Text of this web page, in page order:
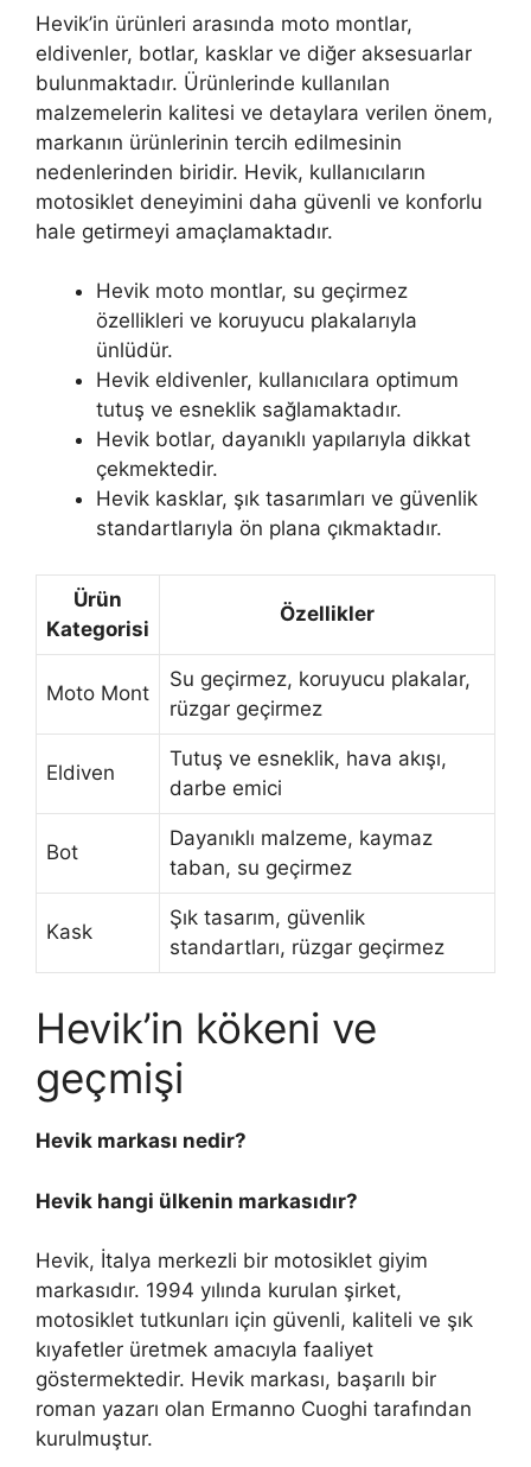
Hevik’in ürünleri arasında moto montlar,
eldivenler, botlar, kasklar ve diğer aksesuarlar
bulunmaktadır. Ürünlerinde kullanılan
malzemelerin kalitesi ve detaylara verilen önem,
markanın ürünlerinin tercih edilmesinin
nedenlerinden biridir. Hevik, kullanıcıların
motosiklet deneyimini daha güvenli ve konforlu
hale getirmeyi amaçlamaktadır.
Hevik moto montlar, su geçirmez
özellikleri ve koruyucu plakalarıyla
ünlüdür.
Hevik eldivenler, kullanıcılara optimum
tutuş ve esneklik sağlamaktadır.
Hevik botlar, dayanıklı yapılarıyla dikkat
çekmektedir.
Hevik kasklar, şık tasarımları ve güvenlik
standartlarıyla ön plana çıkmaktadır.
Ürün
Kategorisi
Özellikler
Moto Mont
Su geçirmez, koruyucu plakalar,
rüzgar geçirmez
Eldiven
Tutuş ve esneklik, hava akışı,
darbe emici
Bot
Dayanıklı malzeme, kaymaz
taban, su geçirmez
Kask
Şık tasarım, güvenlik
standartları, rüzgar geçirmez
Hevik’in kökeni ve
geçmişi
Hevik markası nedir?
Hevik hangi ülkenin markasıdır?
Hevik, İtalya merkezli bir motosiklet giyim
markasıdır. 1994 yılında kurulan şirket,
motosiklet tutkunları için güvenli, kaliteli ve şık
kıyafetler üretmek amacıyla faaliyet
göstermektedir. Hevik markası, başarılı bir
roman yazarı olan Ermanno Cuoghi tarafından
kurulmuştur.